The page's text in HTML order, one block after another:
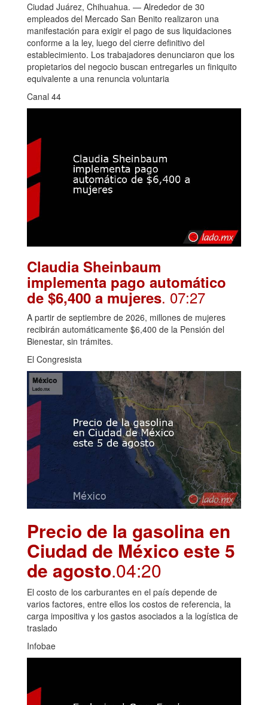
Ciudad Juárez, Chihuahua. — Alrededor de 30
empleados del Mercado San Benito realizaron una
manifestación para exigir el pago de sus liquidaciones
conforme a la ley, luego del cierre definitivo del
establecimiento. Los trabajadores denunciaron que los
propietarios del negocio buscan entregarles un finiquito
equivalente a una renuncia voluntaria
Canal 44
Claudia Sheinbaum
implementa pago automático
de $6,400 a mujeres. 07:27
A partir de septiembre de 2026, millones de mujeres
recibirán automáticamente $6,400 de la Pensión del
Bienestar, sin trámites.
El Congresista
Precio de la gasolina en
Ciudad de México este 5
de agosto.04:20
El costo de los carburantes en el país depende de
varios factores, entre ellos los costos de referencia, la
carga impositiva y los gastos asociados a la logística de
traslado
Infobae